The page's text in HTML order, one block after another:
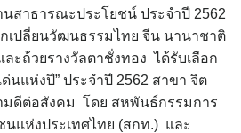
นสาธารณะประโยชน์ ประจำปี 2562
เปลี่ยนวัฒนธรรมไทย จีน นานาชาติ
ะถ้วยรางวัลตาชั่งทอง ได้รับเลือก
นแห่งปี” ประจำปี 2562 สาขา จิต
มดีต่อสังคม โดย สหพันธ์กรรมการ
นแห่งประเทศไทย (สกท.) และ